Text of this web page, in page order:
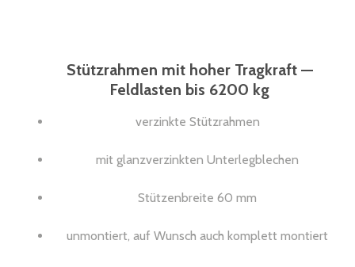
Stützrahmen mit hoher Tragkraft —
Feldlasten bis 6200 kg
verzinkte Stützrahmen
mit glanzverzinkten Unterlegblechen
Stützenbreite 60 mm
unmontiert, auf Wunsch auch komplett montiert